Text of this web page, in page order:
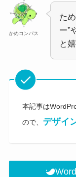
かめコンパス
た
ー”
と
本記事は
ので、 デザイ